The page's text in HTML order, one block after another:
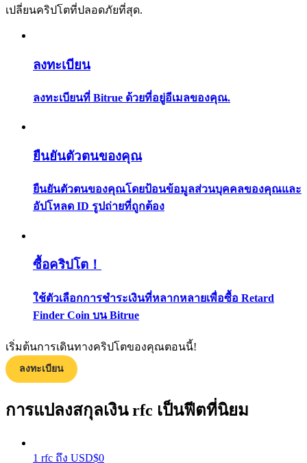
เรียนรู้วิธีการรักษาผลกำไร
เปลี่ยนคริปโตที่ปลอดภัยที่สุด.
ลงทะเบียน
ลงทะเบียนที่ Bitrue ด้วยที่อยู่อีเมลของคุณ.
ยืนยันตัวตนของคุณ
ยืนยันตัวตนของคุณโดยป้อนข้อมูลส่วนบุคคลของคุณและ
อัปโหลด ID รูปถ่ายที่ถูกต้อง
ซื้อคริปโต！
ใช้ตัวเลือกการชำระเงินที่หลากหลายเพื่อซื้อ Retard
Finder Coin บน Bitrue
เริ่มต้นการเดินทางคริปโตของคุณตอนนี้!
ลงทะเบียน
การแปลงสกุลเงิน rfc เป็นฟีตที่นิยม
1 rfc ถึง USD$0